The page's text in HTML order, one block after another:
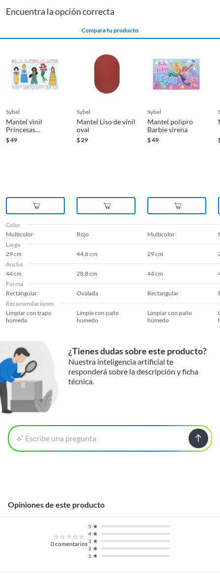
Encuentra la opción correcta
Compara tu producto
sybel
Mantel vinil
Princesas
corazones
$49
sybel
Mantel Liso de vinil
oval
$ 29
sybel
Mantel polipro
Barbie sirena
$49
Color
Multicolor
Rojo Multicolor
Largo
29 cm
44.6 cm 29 cm
Ancho
44 cm
28.8 cm 44 cm
Forma
Rectangular
Ovalada Rectangular
Recomendaciones
Limpiar con trapo
húmedo
Limpie con paño
humedo
Limpiar con paño
húmedo
¿Tienes dudas sobre este producto?
Nuestra inteligencia artificial te
responderá sobre la descripción y ficha
técnica.
Escribe una pregunta
Opiniones de este producto
0comentarios
1
2
3
4
5